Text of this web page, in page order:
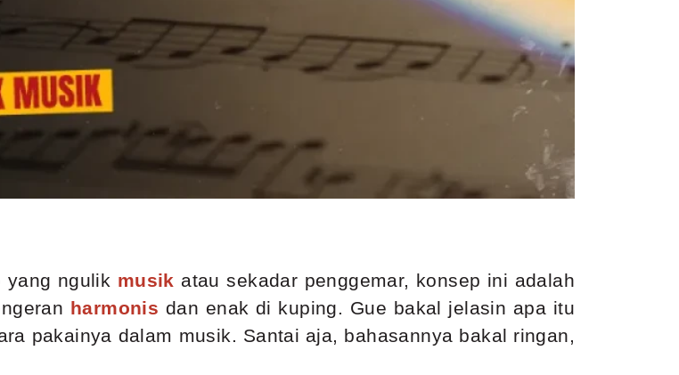
yang ngulik musik atau sekadar penggemar, konsep ini adalah
harmonis dan enak di kuping. Gue bakal jelasin apa itu
pakainya dalam musik. Santai aja, bahasannya bakal ringan,